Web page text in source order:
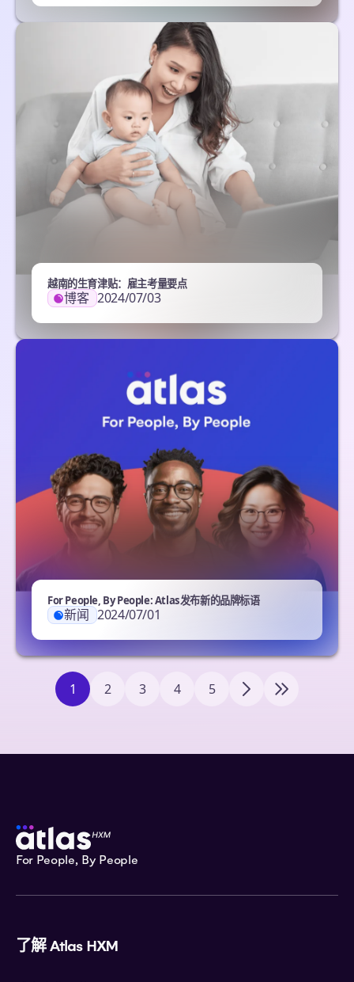
越南的生育津贴：雇主考量要点
博客 2024/07/03
For People, By People: Atlas发布新的品牌标语
新闻 2024/07/01
1 2 3 4 5
For People, By People
了解 Atlas HXM